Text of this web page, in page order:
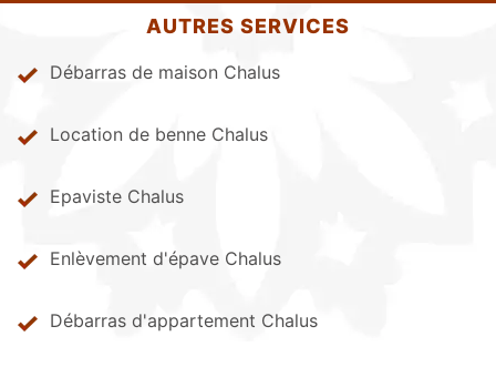
AUTRES SERVICES
Débarras de maison Chalus
Location de benne Chalus
Epaviste Chalus
Enlèvement d'épave Chalus
Débarras d'appartement Chalus